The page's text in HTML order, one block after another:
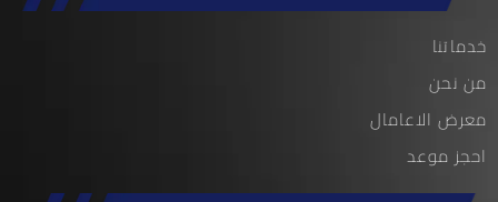
خدماتنا
من نحن
معرض الاعامال
احجز موعد